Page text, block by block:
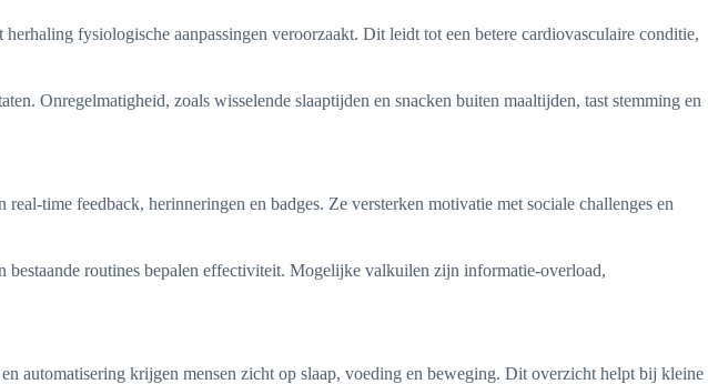
fysiologische aanpassingen veroorzaakt. Dit leidt tot een betere cardiovasculaire conditie,
Onregelmatigheid, zoals wisselende slaaptijden en snacken buiten maaltijden, tast stemming en
time feedback, herinneringen en badges. Ze versterken motivatie met sociale challenges en
routines bepalen effectiviteit. Mogelijke valkuilen zijn informatie-overload,
automatisering krijgen mensen zicht op slaap, voeding en beweging. Dit overzicht helpt bij kleine